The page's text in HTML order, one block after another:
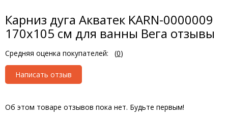
Карниз дуга Акватек KARN-0000009
170x105 см для ванны Вега отзывы
Средняя оценка покупателей: (0)
Написать отзыв
Об этом товаре отзывов пока нет. Будьте первым!